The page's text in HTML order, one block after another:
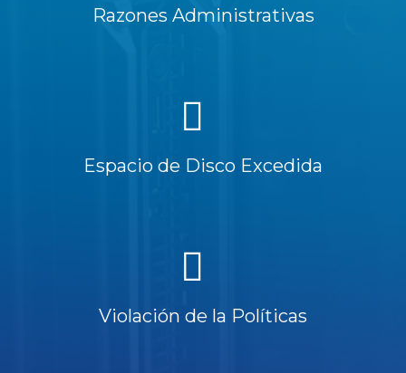
Razones Administrativas
Espacio de Disco Excedida
Violación de la Políticas